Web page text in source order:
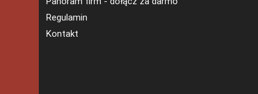
Regulamin
Kontakt